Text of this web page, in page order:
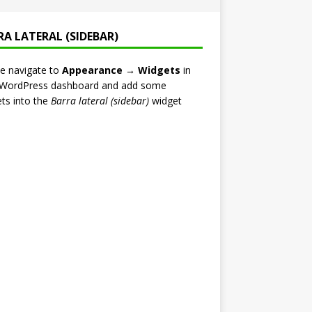
LATERAL (SIDEBAR)
navigate to Appearance → Widgets in
dashboard and add some
into the Barra lateral (sidebar)widget